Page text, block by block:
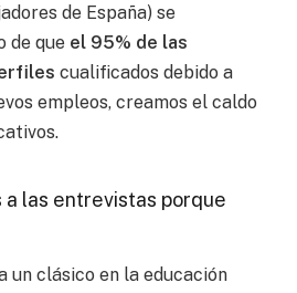
de España) se
de que el 95% de las
cualificados debido a
empleos, creamos el caldo
a las entrevistas porque
un clásico en la educación